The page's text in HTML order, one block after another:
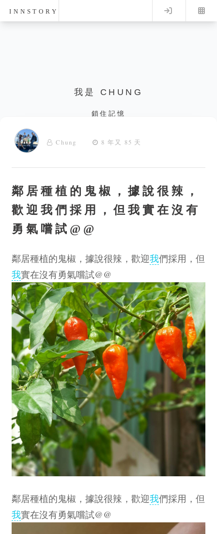
INNSTORY Log in
我是 CHUNG
鎖住記憶
Chung 8 年又 85 天
鄰居種植的鬼椒，據說很辣，
歡迎我們採用，但我實在沒有
勇氣嚐試@@
鄰居種植的鬼椒，據說很辣，歡迎我們採用，但
我實在沒有勇氣嚐試@@
鄰居種植的鬼椒，據說很辣，歡迎我們採用，但
我實在沒有勇氣嚐試@@